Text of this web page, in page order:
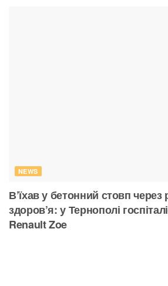
NEWS
В’їхав у бетонний стовп через
здоров’я: у Тернополі
Renault Zoe